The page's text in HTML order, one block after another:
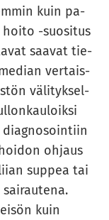
kuin pa­
-​suositus
saa­vat tie­
ver­tais­
vä­li­tyk­sel­
oh­jaus
sup­pea tai
kuin